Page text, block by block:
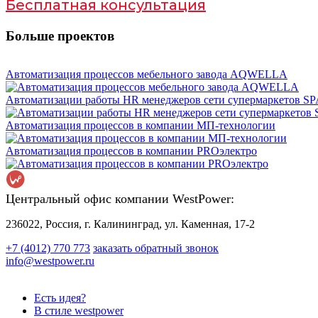
Бесплатная консультация
Больше проектов
Автоматизация процессов мебельного завода AQWELLA
Автоматизации работы HR менеджеров сети супермаркетов
Автоматизация процессов в компании МП-технологии
Автоматизация процессов в компании PROэлектро
Центральный офис компании WestPower:
236022, Россия, г. Калининград, ул. Каменная, 17-2
+7 (4012) 770 773 заказать обратный звонок
info@westpower.ru
Есть идея?
В стиле westpower